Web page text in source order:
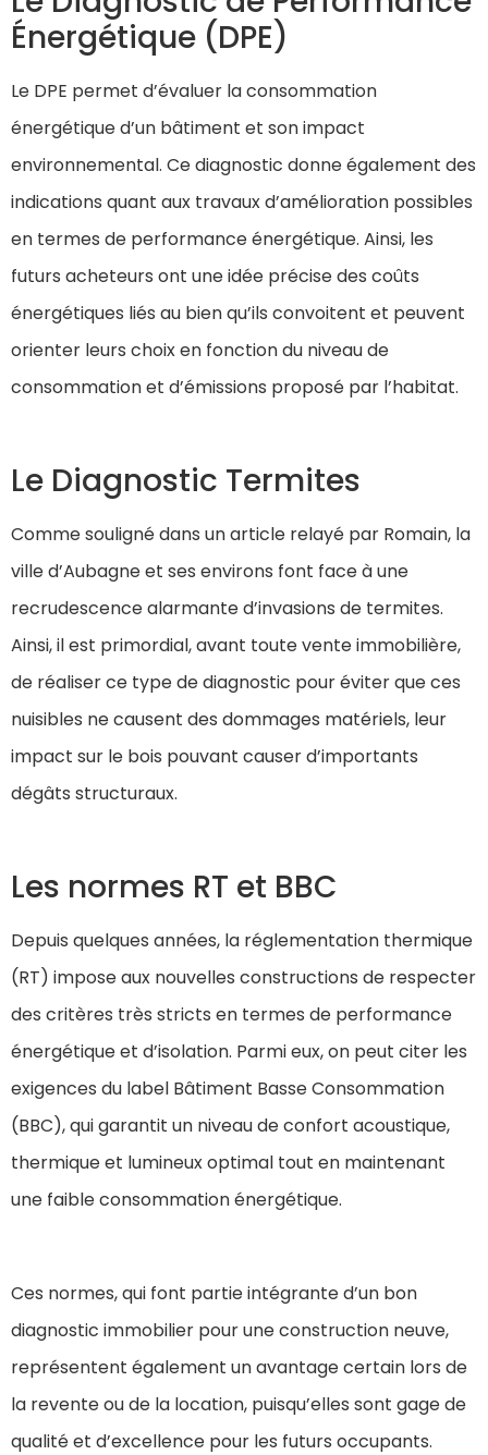
Énergétique (DPE)
Le DPE permet d’évaluer la consommation
énergétique d’un bâtiment et son impact
environnemental. Ce diagnostic donne également des
indications quant aux travaux d’amélioration possibles
en termes de performance énergétique. Ainsi, les
futurs acheteurs ont une idée précise des coûts
énergétiques liés au bien qu’ils convoitent et peuvent
orienter leurs choix en fonction du niveau de
consommation et d’émissions proposé par l’habitat.
Le Diagnostic Termites
Comme souligné dans un article relayé par Romain, la
ville d’Aubagne et ses environs font face à une
recrudescence alarmante d’invasions de termites.
Ainsi, il est primordial, avant toute vente immobilière,
de réaliser ce type de diagnostic pour éviter que ces
nuisibles ne causent des dommages matériels, leur
impact sur le bois pouvant causer d’importants
dégâts structuraux.
Les normes RT et BBC
Depuis quelques années, la réglementation thermique
(RT) impose aux nouvelles constructions de respecter
des critères très stricts en termes de performance
énergétique et d’isolation. Parmi eux, on peut citer les
exigences du label Bâtiment Basse Consommation
(BBC), qui garantit un niveau de confort acoustique,
thermique et lumineux optimal tout en maintenant
une faible consommation énergétique.
Ces normes, qui font partie intégrante d’un bon
diagnostic immobilier pour une construction neuve,
représentent également un avantage certain lors de
la revente ou de la location, puisqu’elles sont gage de
qualité et d’excellence pour les futurs occupants.